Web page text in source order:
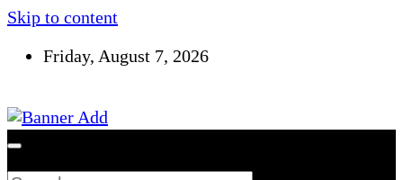
Skip to content
Friday, August 7, 2026
सूचना तपाईंकाे अधिकार